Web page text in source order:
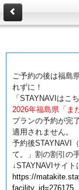
ご予約の後は福島
れずに！
「STAYNAVIはこ
2026年福島県「ま
プランの予約が完
適用されません。
予約後STAYNAVI
て。」割の割引の
↓STAYNAVIサイト
https://
facility_id=276175